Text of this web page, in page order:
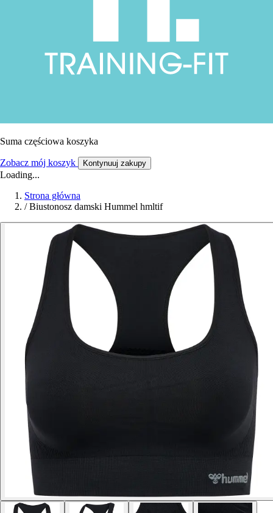
Suma częściowa koszyka
Zobacz mój koszyk Kontynuuj zakupy
Loading...
Strona główna
/ Biustonosz damski Hummel hmltif